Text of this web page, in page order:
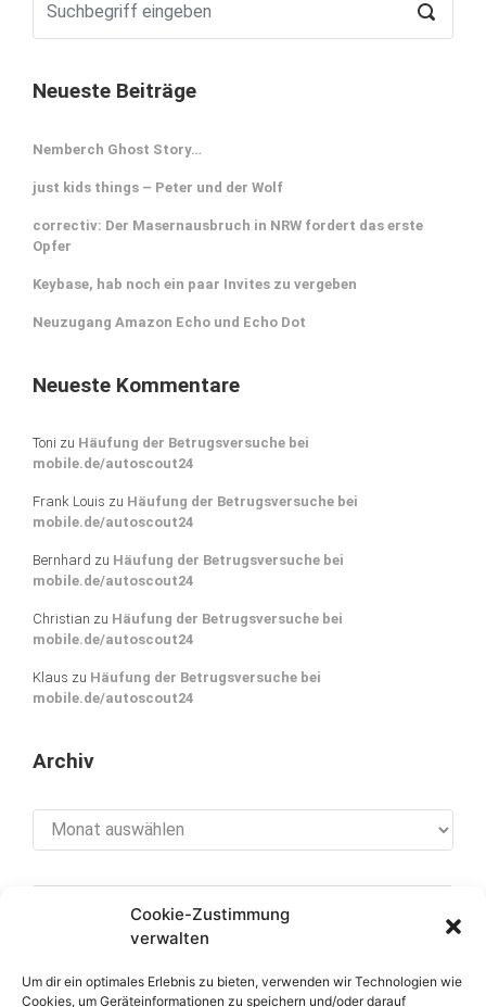
Cookie-Zustimmung
verwalten
Um dir ein optimales Erlebnis zu bieten, verwenden wir Technologien wie
Cookies, um Geräteinformationen zu speichern und/oder darauf
Neueste Beiträge
Nemberch Ghost Story…
just kids things – Peter und der Wolf
correctiv: Der Masernausbruch in NRW fordert das erste
Opfer
Keybase, hab noch ein paar Invites zu vergeben
Neuzugang Amazon Echo und Echo Dot
Neueste Kommentare
Toni zu Häufung der Betrugsversuche bei
mobile.de/autoscout24
Frank Louis zu Häufung der Betrugsversuche bei
mobile.de/autoscout24
Bernhard zu Häufung der Betrugsversuche bei
mobile.de/autoscout24
Christian zu Häufung der Betrugsversuche bei
mobile.de/autoscout24
Klaus zu Häufung der Betrugsversuche bei
mobile.de/autoscout24
Archiv
[cookies_revoke]